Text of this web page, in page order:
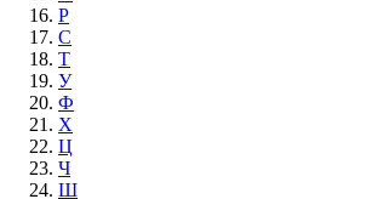
Р
С
Т
У
Ф
Х
Ц
Ч
Ш